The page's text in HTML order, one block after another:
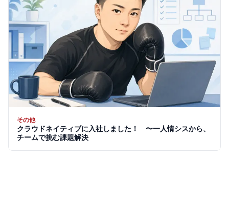
その他
クラウドネイティブに入社しました！ 〜一人情シスから、
チームで挑む課題解決